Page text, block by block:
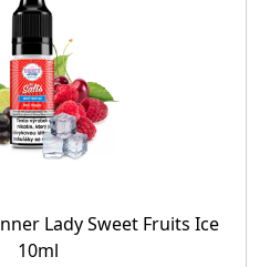
Lady Sweet Fruits Ice
10ml